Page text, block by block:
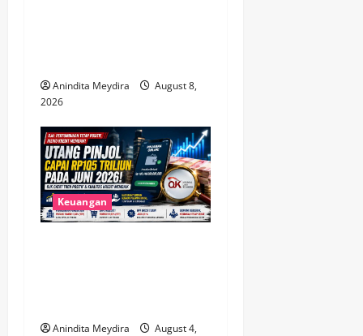
nAnindita Meydira
August 8,
2026
Keuangan
Anindita Meydira
August 4,